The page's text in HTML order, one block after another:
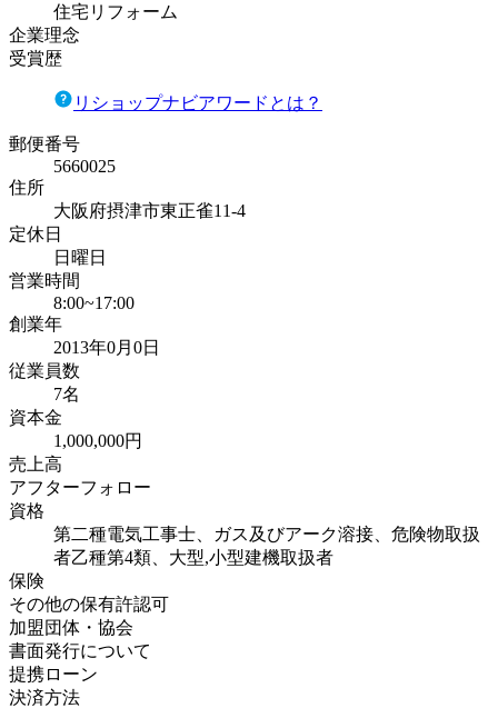
住宅リフォーム
企業理念
受賞歴
リショップナビアワードとは？
郵便番号
5660025
住所
大阪府摂津市東正雀11-4
定休日
日曜日
営業時間
8:00~17:00
創業年
2013年0月0日
従業員数
7名
資本金
1,000,000円
売上高
アフターフォロー
資格
第二種電気工事士、ガス及びアーク溶接、危険物取扱
者乙種第4類、大型,小型建機取扱者
保険
その他の保有許認可
加盟団体・協会
書面発行について
提携ローン
決済方法